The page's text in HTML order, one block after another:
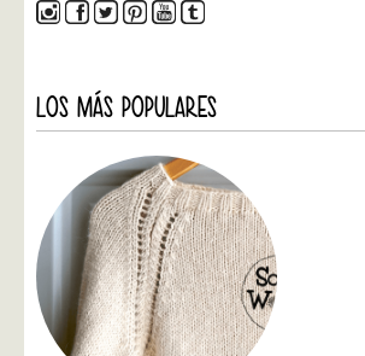
LOS MÁS POPULARES